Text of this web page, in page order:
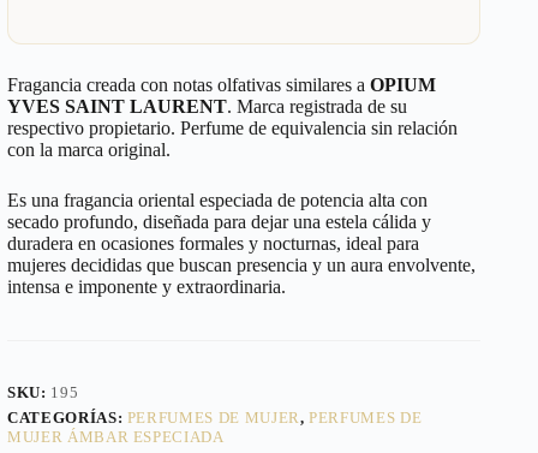
Fragancia creada con notas olfativas similares a OPIUM
YVES SAINT LAURENT. Marca registrada de su
respectivo propietario. Perfume de equivalencia sin relación
con la marca original.
Es una fragancia oriental especiada de potencia alta con
secado profundo, diseñada para dejar una estela cálida y
duradera en ocasiones formales y nocturnas, ideal para
mujeres decididas que buscan presencia y un aura envolvente,
intensa e imponente y extraordinaria.
SKU: 195
CATEGORÍAS: PERFUMES DE MUJER ,PERFUMES DE
MUJER ÁMBAR ESPECIADA